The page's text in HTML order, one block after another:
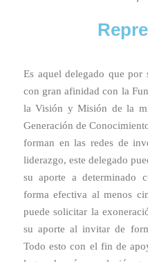
Es aquel delegado que por
con gran afinidad con la
la Visión y Misión de la
Generación de
forman en las redes de
liderazgo, este delegado
su aporte a determinado
forma efectiva al menos
puede solicitar la
su aporte al invitar de
Todo esto con el fin de